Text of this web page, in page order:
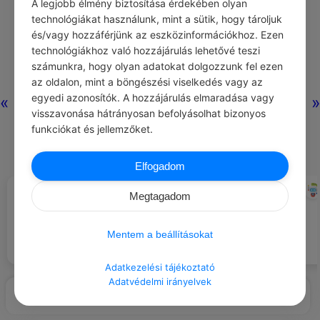
« »
#IDÉZETEK HATALOM CHATGPT
A városi élet gyors, de tele van
A legjobb élmény biztosítása érdekében olyan
technológiákat használunk, mint a sütik, hogy tároljuk
és/vagy hozzáférjünk az eszközinformációkhoz. Ezen
technológiákhoz való hozzájárulás lehetővé teszi
számunkra, hogy olyan adatokat dolgozzunk fel ezen
az oldalon, mint a böngészési viselkedés vagy az
egyedi azonosítók. A hozzájárulás elmaradása vagy
visszavonása hátrányosan befolyásolhat bizonyos
funkciókat és jellemzőket.
Elfogadom
Megtagadom
Mentem a beállításokat
Adatkezelési tájékoztató
Adatvédelmi irányelvek